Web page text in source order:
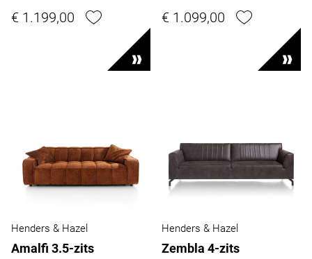
€ 1.199,00 € 1.099,00
Henders & Hazel
Amalfi 3.5-zits
Henders & Hazel
Zembla 4-zits